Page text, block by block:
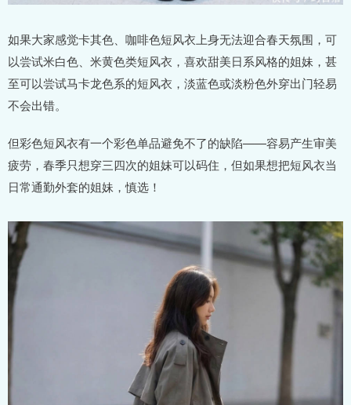
如果大家感觉卡其色、咖啡色短风衣上身无法迎合春天氛围，可
以尝试米白色、米黄色类短风衣，喜欢甜美日系风格的姐妹，甚
至可以尝试马卡龙色系的短风衣，淡蓝色或淡粉色外穿出门轻易
不会出错。
但彩色短风衣有一个彩色单品避免不了的缺陷——容易产生审美
疲劳，春季只想穿三四次的姐妹可以码住，但如果想把短风衣当
日常通勤外套的姐妹，慎选！